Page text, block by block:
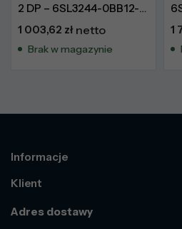
2 DP – 6SL3244-0BB12-
1PA1
1 003,62 zł netto
Brak w magazynie
1
Informacje
Klient
Adres dostawy